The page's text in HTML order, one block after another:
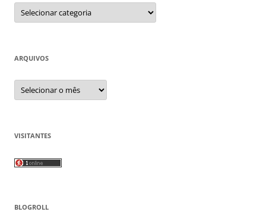
Categorias
ARQUIVOS
Arquivos
VISITANTES
BLOGROLL